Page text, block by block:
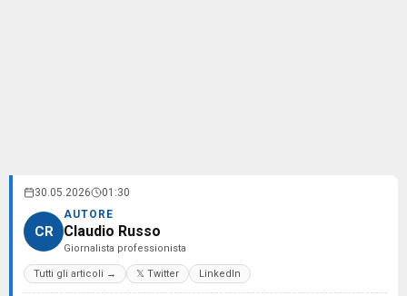
30.05.2026 01:30
CR
AUTORE
Claudio Russo
Giornalista professionista
Tutti gli articoli → 𝕏 Twitter LinkedIn